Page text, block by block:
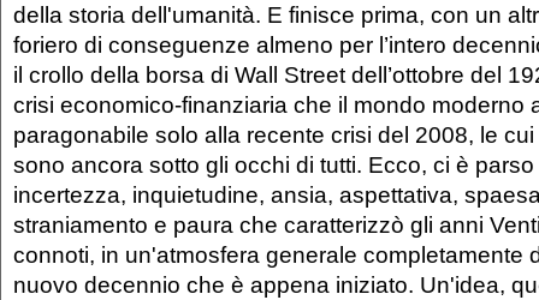
della storia dell'umanità. E finisce prima, con un
foriero di conseguenze almeno per l’intero
il crollo della borsa di Wall Street dell’ottobre del
crisi economico-finanziaria che il mondo moderno
paragonabile solo alla recente crisi del 2008, le
sono ancora sotto gli occhi di tutti. Ecco, ci è
incertezza, inquietudine, ansia, aspettativa,
straniamento e paura che caratterizzò gli anni
connoti, in un'atmosfera generale completamente
nuovo decennio che è appena iniziato. Un'idea,